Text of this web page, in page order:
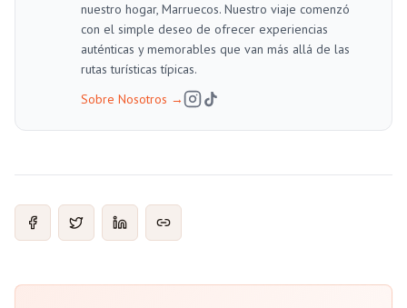
nuestro hogar, Marruecos. Nuestro viaje comenzó
con el simple deseo de ofrecer experiencias
auténticas y memorables que van más allá de las
rutas turísticas típicas.
Sobre Nosotros →